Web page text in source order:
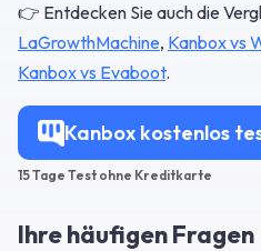
👉 Entdecken Sie auch die
LaGrowthMachine, Kanbox vs
Kanbox vs Evaboot.
Kanbox kostenlos
15 Tage Test ohne Kreditkarte
Ihre häufigen Fragen